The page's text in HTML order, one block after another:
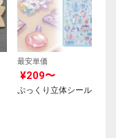
最安単価
¥209〜
ぷっくり立体シール